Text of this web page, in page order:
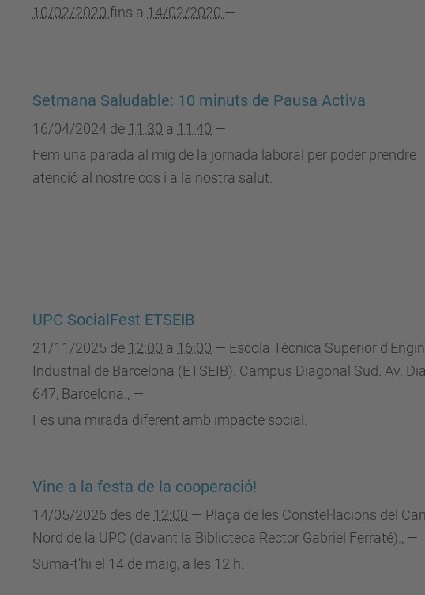
10/02/2020 fins a 14/02/2020 —
Setmana Saludable: 10 minuts de Pausa Activa
16/04/2024 de 11:30 a 11:40 —
Fem una parada al mig de la jornada laboral per poder prendre
atenció al nostre cos i a la nostra salut.
UPC SocialFest ETSEIB
21/11/2025 de 12:00 a 16:00 — Escola Tècnica Superior
Industrial de Barcelona (ETSEIB). Campus Diagonal Sud. Av.
647, Barcelona. , —
Fes una mirada diferent amb impacte social.
Vine a la festa de la cooperació!
14/05/2026 des de 12:00 — Plaça de les Constel·lacions del
Nord de la UPC (davant la Biblioteca Rector Gabriel Ferraté)., —
Suma-t'hi el 14 de maig, a les 12 h.